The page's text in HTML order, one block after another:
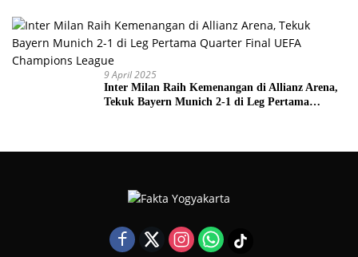
9 April 2025
Inter Milan Raih Kemenangan di Allianz Arena,
Tekuk Bayern Munich 2-1 di Leg Pertama